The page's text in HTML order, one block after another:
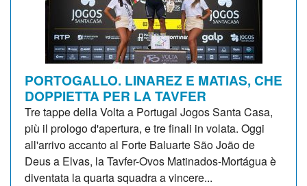
PORTOGALLO. LINAREZ E MATIAS, CHE
DOPPIETTA PER LA TAVFER
Tre tappe della Volta a Portugal Jogos Santa Casa,
più il prologo d'apertura, e tre finali in volata. Oggi
all'arrivo accanto al Forte Baluarte São João de
Deus a Elvas, la Tavfer-Ovos Matinados-Mortágua è
diventata la quarta squadra a vincere...